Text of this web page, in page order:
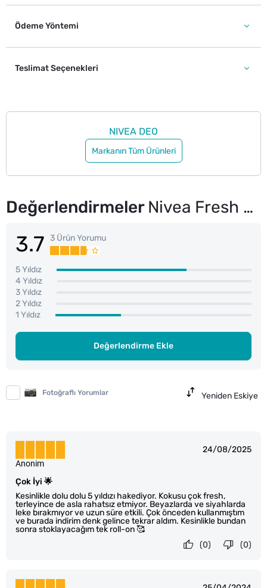
Ödeme Yöntemi
Teslimat Seçenekleri
NIVEA DEO
Markanın Tüm Ürünleri
Değerlendirmeler Nivea Fresh Roll-On 50 ml ve Roll-On 25 ml Seti
3.7 3 Ürün Yorumu
5 Yıldız
4 Yıldız
3 Yıldız
2 Yıldız
1 Yıldız
Değerlendirme Ekle
Fotoğraflı Yorumlar Yeniden Eskiye
24/08/2025
Çok İyi 🌟
Kesinlikle dolu dolu 5 yıldızı hakediyor. Kokusu çok fresh,
terleyince de asla rahatsız etmiyor. Beyazlarda ve siyahlarda
leke bırakmıyor ve uzun süre etkili. Çok önceden kullanmıştım
ve burada indirim denk gelince tekrar aldım. Kesinlikle bundan
sonra stoklayacağım tek roll-on 🥰
Anonim
(0)
(0)